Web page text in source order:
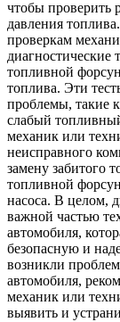
чтобы проверить
давления
проверкам
диагностические
топливной
топлива. Эти
проблемы, такие
слабый
механик или
неисправного
замену забитого
топливной
насоса. В целом,
важной частью
автомобиля,
безопасную и
возникли
автомобиля,
механик или
выявить и